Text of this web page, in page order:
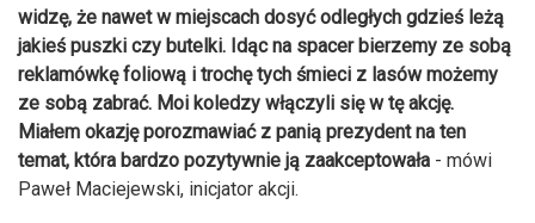
widzę, że nawet w miejscach dosyć odległych gdzieś leżą
jakieś puszki czy butelki. Idąc na spacer bierzemy ze sobą
reklamówkę foliową i trochę tych śmieci z lasów możemy
ze sobą zabrać. Moi koledzy włączyli się w tę akcję.
Miałem okazję porozmawiać z panią prezydent na ten
temat, która bardzo pozytywnie ją zaakceptowała - mówi
Paweł Maciejewski, inicjator akcji.